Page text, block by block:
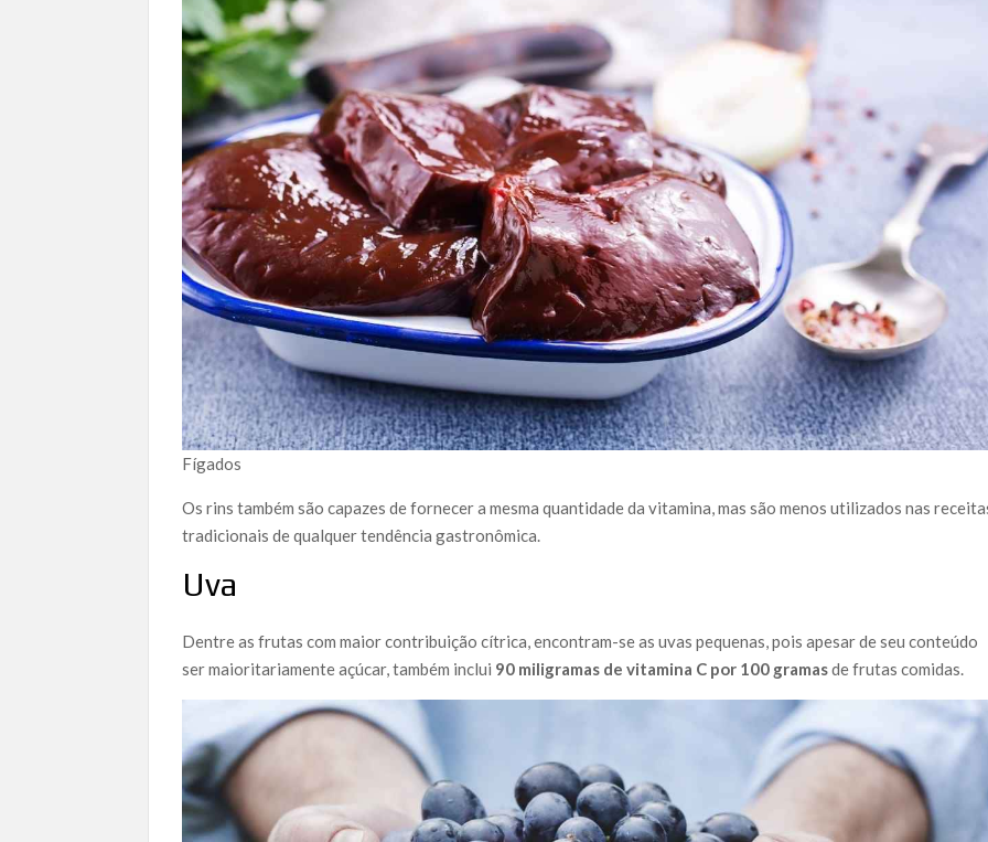
Fígados
Os rins também são capazes de fornecer a mesma quantidade da vitamina, mas são menos utilizados nas
tradicionais de qualquer tendência gastronômica.
Uva
Dentre as frutas com maior contribuição cítrica, encontram-se as uvas pequenas, pois apesar de seu conteúdo
ser maioritariamente açúcar, também inclui 90 miligramas de vitamina C por 100 gramasde frutas comidas.